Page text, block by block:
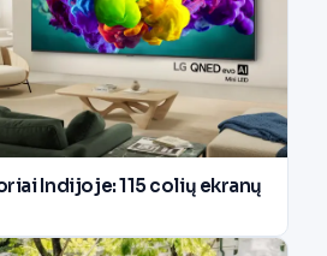
Indijoje: 115 colių ekranų